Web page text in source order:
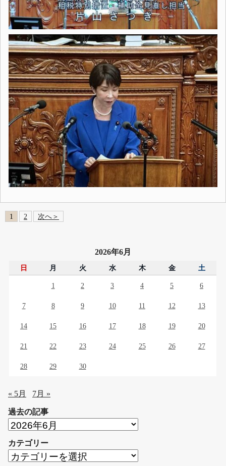
1 2 次へ＞
2026年6月
日 月 火 水 木 金 土
1 2 3 4 5 6
7 8 9 10 11 12 13
14 15 16 17 18 19 20
21 22 23 24 25 26 27
28 29 30
« 5月 7月 »
過去の記事
過
の
記
カテゴリー
カ